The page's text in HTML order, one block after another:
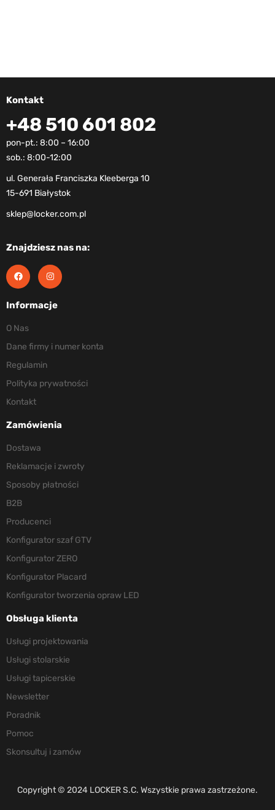
Kontakt
+48 510 601 802
pon-pt.: 8:00 – 16:00
sob.: 8:00-12:00
ul. Generała Franciszka Kleeberga 10
15-691 Białystok
sklep@locker.com.pl
Znajdziesz nas na:
Informacje
O Nas
Dane firmy i numer konta
Regulamin
Polityka prywatności
Kontakt
Zamówienia
Dostawa
Reklamacje i zwroty
Sposoby płatności
B2B
Producenci
Konfigurator szaf GTV
Konfigurator ZERO
Konfigurator Placard
Konfigurator tworzenia opraw LED
Obsługa klienta
Usługi projektowania
Usługi stolarskie
Usługi tapicerskie
Newsletter
Poradnik
Pomoc
Skonsultuj i zamów
Copyright © 2024 LOCKER S.C. Wszystkie prawa zastrzeżone.